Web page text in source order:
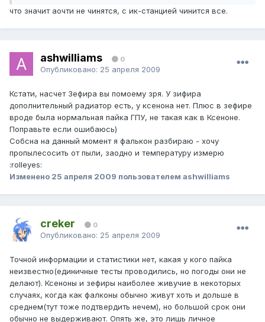
что значит аочти не чинятся, с ик-станцией чинится все.
ashwilliams 0
Опубликовано: 25 апреля 2009
Кстати, насчет Зефира вы помоему зря. У зифира
дополнительный радиатор есть, у ксенона нет. Плюс в зефире
вроде была нормальная пайка ГПУ, не такая как в Ксеноне.
Поправьте если ошибаюсь)
Собсна на данный момент я фалькон разбираю - хочу
пропылесосить от пыли, заодно и температуру измерю
:rolleyes:
Изменено 25 апреля 2009 пользователем ashwilliams
creker 0
Опубликовано: 25 апреля 2009
Точной информации и статистики нет, какая у кого пайка
неизвестно(единичные тесты проводились, но погоды они не
делают). Ксеноны и зефиры наиболее живучие в некоторых
случаях, когда как фалконы обычно живут хоть и дольше в
среднем(тут тоже подтвердить нечем), но большой срок они
обычно не выдерживают. Опять же, это лишь личное